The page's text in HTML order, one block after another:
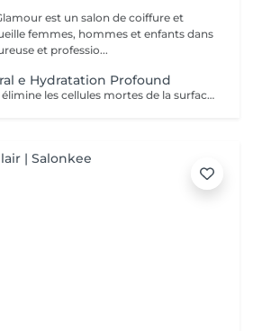
est un salon de coiffure et
femmes, hommes et enfants dans
et professio...
e Hydratation Profound
Un soin exfoliant qui élimine les cellules mortes de la surface de la peau, favorise le renouvellement cellulaire et prévient les poils incarnés. Ce rituel de beauté laisse la peau plus lisse, douce et visiblement plus saine. Idéal pour retrouver une peau éclatante et soyeuse.